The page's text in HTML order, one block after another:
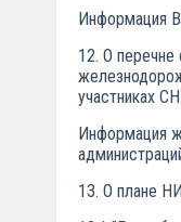
12. О перечне
участниках
Информация
13. О плане